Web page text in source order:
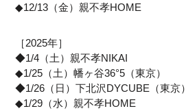
◆12/13（金）親不孝HOME
［2025年］
◆1/4（土）親不孝NIKAI
◆1/25（土）幡ヶ谷36°5（東京）
◆1/26（日）下北沢DYCUBE（東京）
◆1/29（水）親不孝HOME